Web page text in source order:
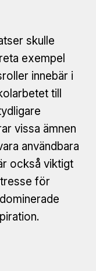
skulle
exempel
innebär i
till
vissa ämnen
användbara
också viktigt
för